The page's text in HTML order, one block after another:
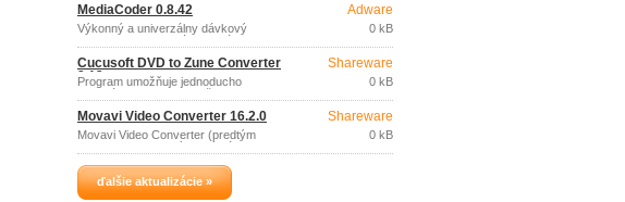
FLAC, AAC, M4A (iPod, iPhone, iPad
etc.).
MediaCoder 0.8.42
Výkonný a univerzálny dávkový
konvertor multimediálnych súborov,
podporujúci rad formátov zvukových aj
video súborov.
Adware
0 kB
Cucusoft DVD to Zune Converter
8.13
Program umožňuje jednoducho
vykonávať konverziu vašich DVD filmov
a videa do súborov formátu Zune, ktoré
je možné prehrávať na prenosných
prehrávačoch.
Shareware
0 kB
Movavi Video Converter 16.2.0
Movavi Video Converter (predtým
ConvertMovie) je výkonný nástroj pre
jednoduchú konverziu súborov videa a
zvukových súborov rôznych formátov
(AVI, MP4, WMV, ASF, 3GP, 3GP2, MOV,
DVD, VOB, IFO, MPEG 1,2,4, VCD,
Shareware
0 kB
ďalšie aktualizácie »